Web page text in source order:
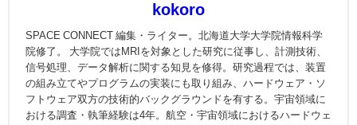
kokoro
SPACE CONNECT 編集・ライター。北海道大学大学院情報科学
院修了。 大学院ではMRIを対象とした研究に従事し、計測技術、
信号処理、データ解析に関する知見を修得。研究過程では、装置
の組み立てやプログラムの実装にも取り組み、ハードウェア・ソ
フトウェア双方の技術的バックグラウンドを有する。宇宙領域に
おける調査・執筆経験は4年。航空・宇宙領域におけるハードウェ